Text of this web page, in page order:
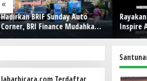
«
Hadirkan BRIF Sunday Auto
Corner, BRI Finance Mudahkan
Warga Bali Wujudkan Mobil
Inspire
Party